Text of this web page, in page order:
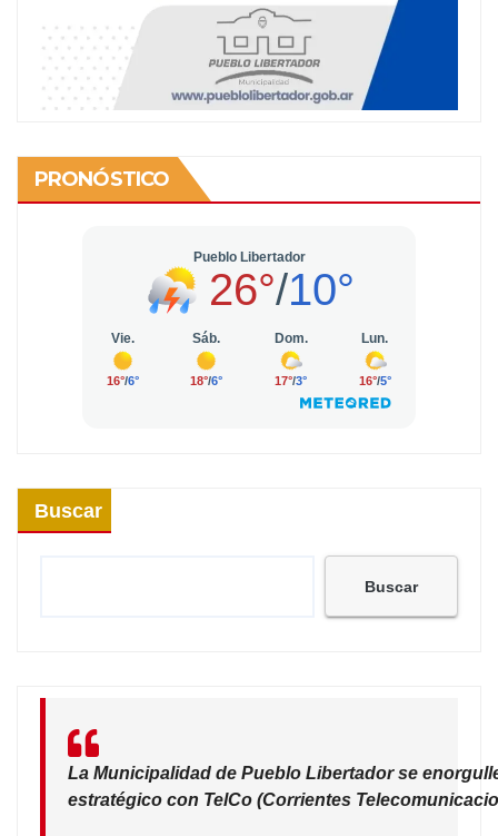
PRONÓSTICO
Buscar
Buscar
La Municipalidad de Pueblo Libertador se
estratégico con TelCo (Corrientes